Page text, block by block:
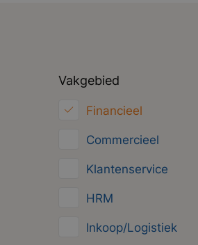
Vakgebied
Financieel
Commercieel
Klantenservice
HRM
Inkoop/Logistiek